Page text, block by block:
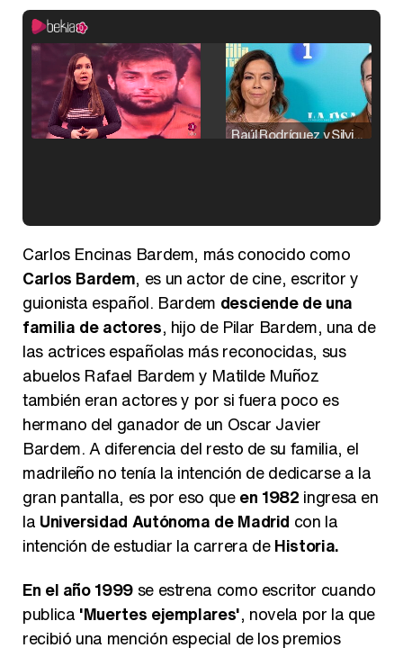
Raúl Rodríguez y Silvia Taulés nos cuentan su papel en 'La familia de la tele'
Así se tomó Felipe VI que la Infanta Sofía no quisiera recibir formación militar
Carlos Encinas Bardem, más conocido como
Carlos Bardem, es un actor de cine, escritor y
guionista español. Bardem desciende de una
familia de actores, hijo de Pilar Bardem, una de
las actrices españolas más reconocidas, sus
abuelos Rafael Bardem y Matilde Muñoz
también eran actores y por si fuera poco es
hermano del ganador de un Oscar Javier
Bardem. A diferencia del resto de su familia, el
madrileño no tenía la intención de dedicarse a la
gran pantalla, es por eso queen 1982 ingresa en
la Universidad Autónoma de Madrid con la
intención de estudiar la carrera deHistoria.
En el año 1999se estrena como escritor cuando
publica 'Muertes ejemplares', novela por la que
recibió una mención especial de los premios